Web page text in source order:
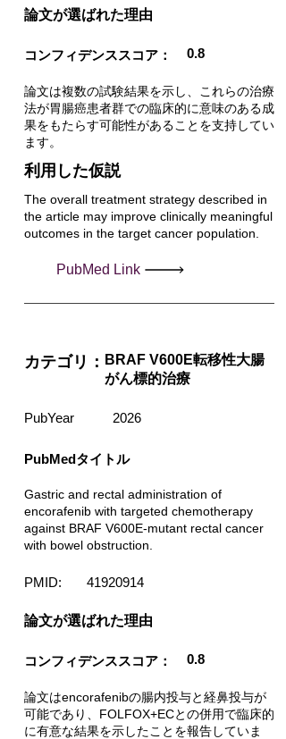
​論文が選ばれた理由
コンフィデンススコア： 0.8
論文は複数の試験結果を示し、これらの治療
法が胃腸癌患者群での臨床的に意味のある成
果をもたらす可能性があることを支持してい
ます。
利用した仮説
The overall treatment strategy described in
the article may improve clinically meaningful
outcomes in the target cancer population.
PubMed Link
カテゴリ： BRAF V600E転移性大腸
がん標的治療
PubYear 2026
PubMedタイトル
Gastric and rectal administration of
encorafenib with targeted chemotherapy
against BRAF V600E-mutant rectal cancer
with bowel obstruction.
PMID: 41920914
​論文が選ばれた理由
コンフィデンススコア： 0.8
論文はencorafenibの腸内投与と経鼻投与が
可能であり、FOLFOX+ECとの併用で臨床的
に有意な結果を示したことを報告していま